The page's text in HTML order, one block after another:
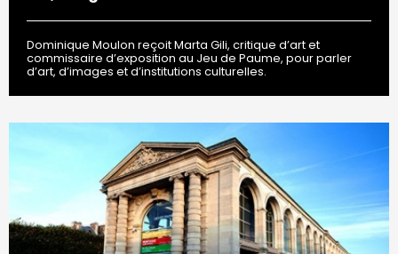
Dominique Moulon reçoit Marta Gili, critique d’art et
commissaire d’exposition au Jeu de Paume, pour parler
d’art, d’images et d’institutions culturelles.